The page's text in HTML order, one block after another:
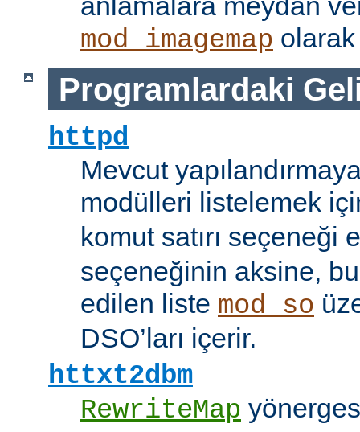
mod_imagemap
Programlardaki
httpd
Mevcut
modülleri listelemek
komut satırı seçeneği
seçeneğinin aksine,
edilen liste mod_so
DSO’ları içerir.
httxt2dbm
RewriteMap